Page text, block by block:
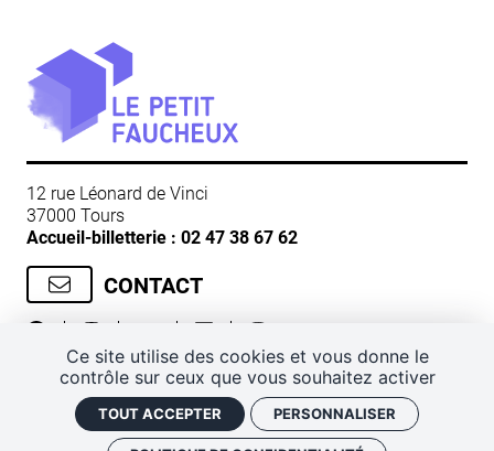
Ce site utilise des cookies et vous donne le
contrôle sur ceux que vous souhaitez activer
TOUT ACCEPTER PERSONNALISER
12 rue Léonard de Vinci
37000 Tours
Accueil-billetterie : 02 47 38 67 62
CONTACT
CGV Mentions légales
Plan de site
Politique de confidentialité
Gestion des cookies
J'ai un code promo
Retrouver vos commandes